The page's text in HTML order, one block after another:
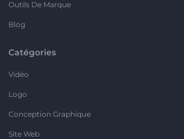
Outils De Marque
Blog
Catégories
Vidéo
Logo
Conception Graphique
Site Web